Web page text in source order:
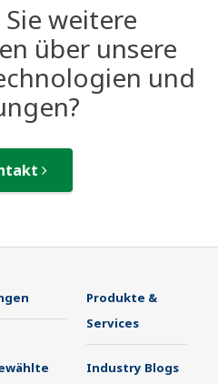
weitere
über unsere
und
Produkte &
Services
Industry Blogs